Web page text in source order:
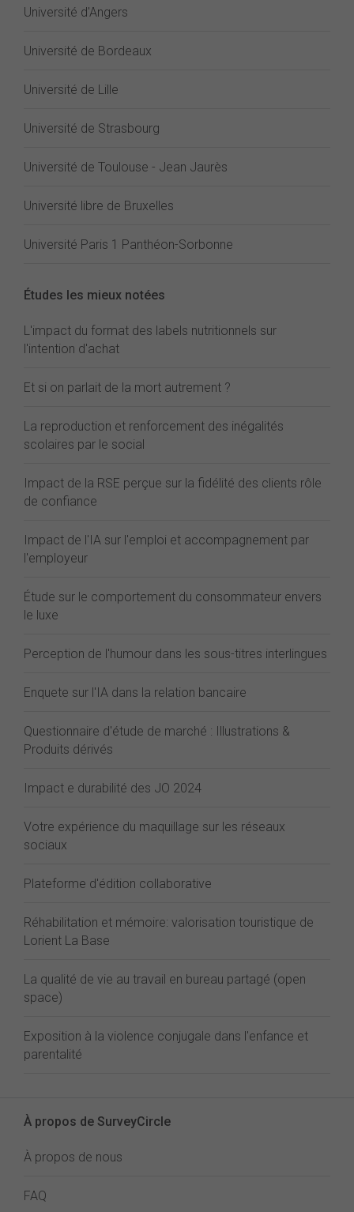
Université d'Angers
Université de Bordeaux
Université de Lille
Université de Strasbourg
Université de Toulouse - Jean Jaurès
Université libre de Bruxelles
Université Paris 1 Panthéon-Sorbonne
Études les mieux notées
L'impact du format des labels nutritionnels sur
l'intention d'achat
Et si on parlait de la mort autrement ?
La reproduction et renforcement des inégalités
scolaires par le social
Impact de la RSE perçue sur la fidélité des clients rôle
de confiance
Impact de l'IA sur l'emploi et accompagnement par
l'employeur
Étude sur le comportement du consommateur envers
le luxe
Perception de l'humour dans les sous-titres interlingues
Enquete sur l'IA dans la relation bancaire
Questionnaire d'étude de marché : Illustrations &
Produits dérivés
Impact e durabilité des JO 2024
Votre expérience du maquillage sur les réseaux
sociaux
Plateforme d'édition collaborative
Réhabilitation et mémoire: valorisation touristique de
Lorient La Base
La qualité de vie au travail en bureau partagé (open
space)
Exposition à la violence conjugale dans l'enfance et
parentalité
À propos de SurveyCircle
À propos de nous
FAQ